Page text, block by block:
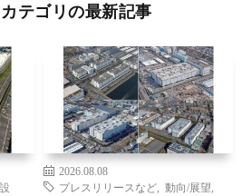
カテゴリの最新記事
2026.08.08
プレスリリースなど
動向/展望